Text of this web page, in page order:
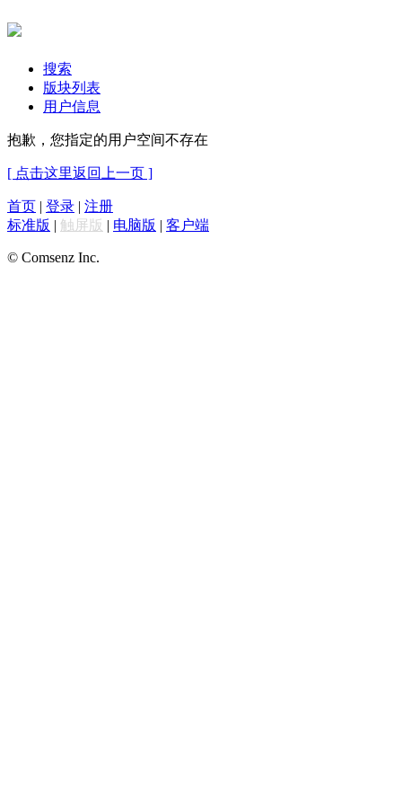
搜索
版块列表
用户信息
抱歉，您指定的用户空间不存在
[ 点击这里返回上一页 ]
首页 | 登录 | 注册
标准版 | 触屏版 | 电脑版 | 客户端
© Comsenz Inc.